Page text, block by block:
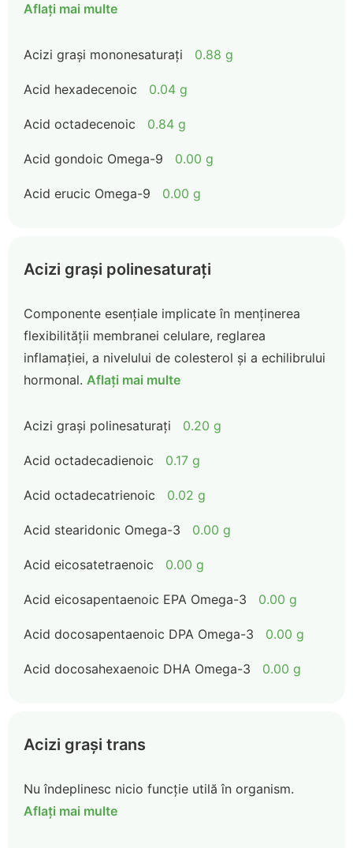
Aflați mai multe
Acizi grași mononesaturați 0.88 g
Acid hexadecenoic 0.04 g
Acid octadecenoic 0.84 g
Acid gondoic Omega-9 0.00 g
Acid erucic Omega-9 0.00 g
Acizi grași polinesaturați
Componente esențiale implicate în menținerea
flexibilității membranei celulare, reglarea
inflamației, a nivelului de colesterol și a echilibrului
hormonal. Aflați mai multe
Acizi grași polinesaturați 0.20 g
Acid octadecadienoic 0.17 g
Acid octadecatrienoic 0.02 g
Acid stearidonic Omega-3 0.00 g
Acid eicosatetraenoic 0.00 g
Acid eicosapentaenoic EPA Omega-3 0.00 g
Acid docosapentaenoic DPA Omega-3 0.00 g
Acid docosahexaenoic DHA Omega-3 0.00 g
Acizi grași trans
Nu îndeplinesc nicio funcție utilă în organism.
Aflați mai multe